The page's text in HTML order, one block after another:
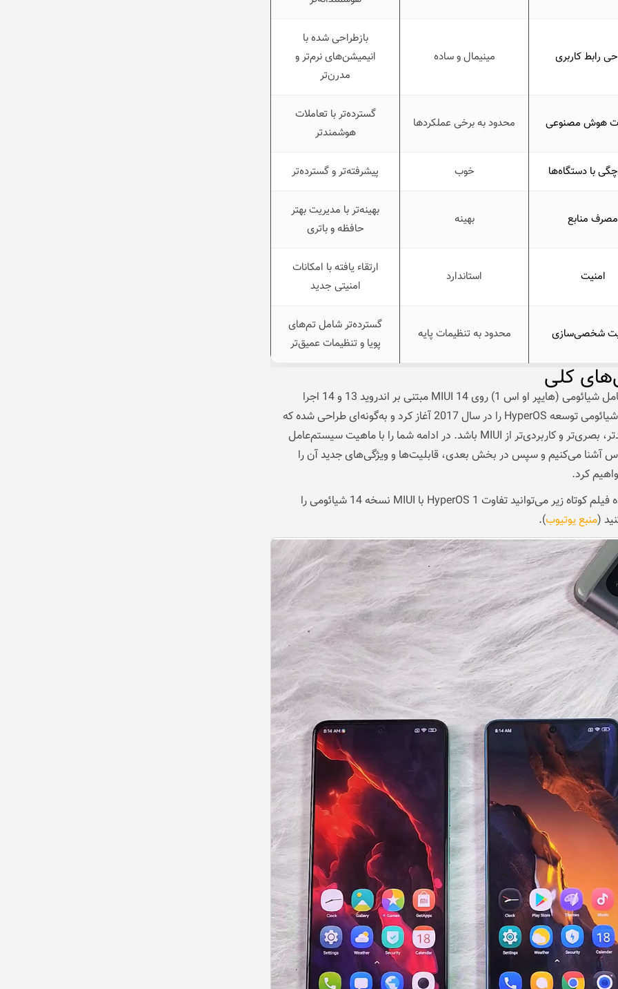
رابط کاربری مینیمال و ساده
بازطراحی شده با
انیمیشن‌های نرم‌تر و
مدرن‌تر
هوش مصنوعی محدود به برخی عملکردها
گسترده‌تر با تعاملات
هوشمندتر
با دستگاه‌ها خوب پیشرفته‌تر و گسترده‌تر
مصرف منابع بهینه
بهینه‌تر با مدیریت بهتر
حافظه و باتری
امنیت استاندارد
ارتقاء یافته با امکانات
امنیتی جدید
شخصی‌سازی محدود به تنظیمات پایه
گسترده‌تر شامل تم‌های
پویا و تنظیمات عمیق‌تر
کلی
سیستم‌عامل شیائومی (هایپر او اس 1) روی MIUI 14 مبتنی بر اندروید 13 و 14 اجرا
می‌شود. شیائومی توسعه HyperOS را در سال 2017 آغاز کرد و به‌گونه‌ای طراحی شده که
کاربرپسندتر، بصری‌تر و کاربردی‌تر از MIUI باشد. در ادامه شما را با ماهیت سیستم‌عامل
اس آشنا می‌کنیم و سپس در بخش بعدی، قابلیت‌ها و ویژگی‌های جدید آن را
کرد.
با مشاهده فیلم کوتاه زیر می‌توانید تفاوت HyperOS 1 با MIUI نسخه 14 شیائومی را
(منبع یوتیوب).